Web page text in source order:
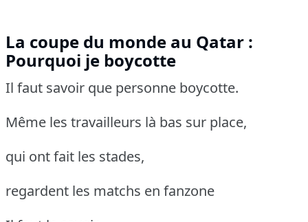
La coupe du monde au Qatar :
Pourquoi je boycotte
Il faut savoir que personne boycotte.
Même les travailleurs là bas sur place,
qui ont fait les stades,
regardent les matchs en fanzone